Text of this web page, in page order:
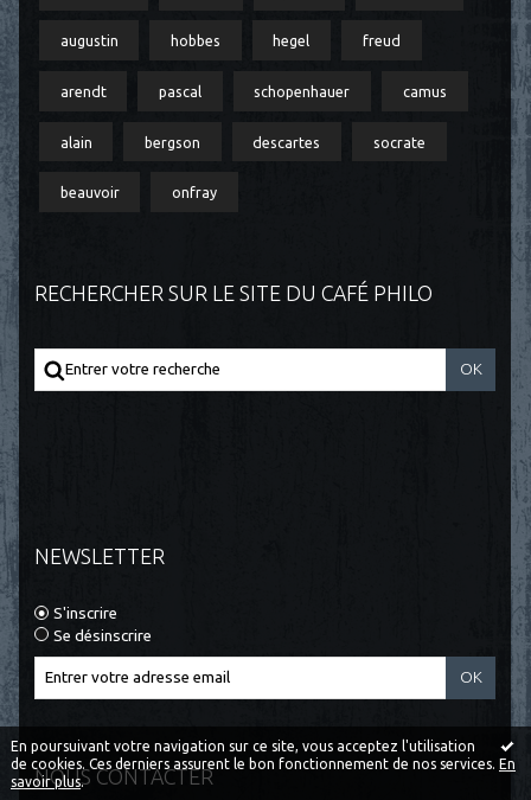
En poursuivant votre navigation sur ce site, vous acceptez l'utilisation
de cookies. Ces derniers assurent le bon fonctionnement de nos services. En
savoir plus.
augustin hobbes hegel freud
arendt pascal schopenhauer camus
alain bergson descartes socrate
beauvoir onfray
RECHERCHER SUR LE SITE DU CAFÉ PHILO
NEWSLETTER
S'inscrire
Se désinscrire
NOUS CONTACTER